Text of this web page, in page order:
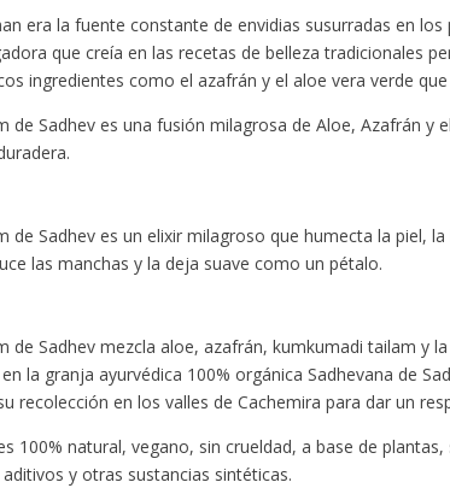
era la fuente constante de envidias susurradas en
que creía en las recetas de belleza tradicionales
ingredientes como el azafrán y el aloe vera verde
de Sadhev es una fusión milagrosa de Aloe, Azafrán
de Sadhev es un elixir milagroso que humecta la piel,
las manchas y la deja suave como un pétalo.
de Sadhev mezcla aloe, azafrán, kumkumadi tailam y
la granja ayurvédica 100% orgánica Sadhevana de
recolección en los valles de Cachemira para dar un
100% natural, vegano, sin crueldad, a base de
y otras sustancias sintéticas.